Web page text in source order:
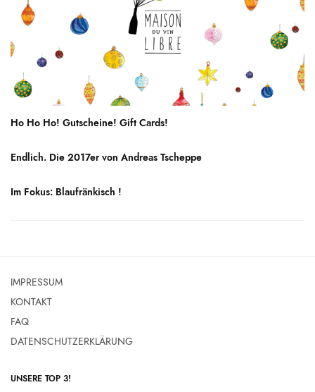
Ho Ho Ho! Gutscheine! Gift Cards!
Endlich. Die 2017er von Andreas Tscheppe
Im Fokus: Blaufränkisch !
IMPRESSUM
KONTAKT
FAQ
DATENSCHUTZERKLÄRUNG
UNSERE TOP 3!